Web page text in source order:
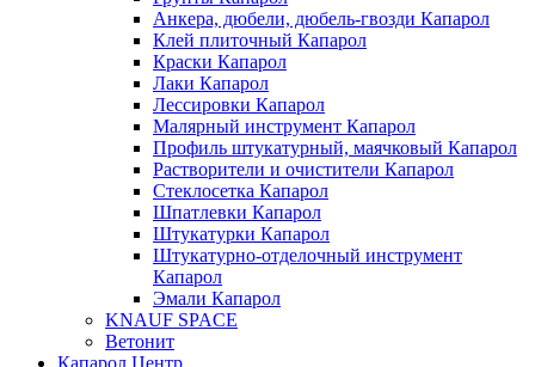
Анкера, дюбели, дюбель-гвозди Капарол
Клей плиточный Капарол
Краски Капарол
Лаки Капарол
Лессировки Капарол
Малярный инструмент Капарол
Профиль штукатурный, маячковый Капарол
Растворители и очистители Капарол
Cтеклосетка Капарол
Шпатлевки Капарол
Штукатурки Капарол
Штукатурно-отделочный инструмент
Капарол
Эмали Капарол
KNAUF SPACE
Ветонит
Капарол Центр